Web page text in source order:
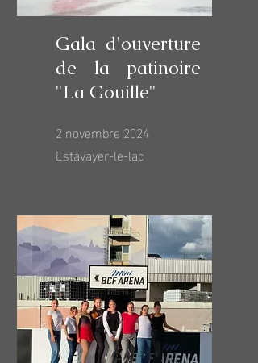
Gala d'ouverture
de la patinoire
"La Gouille"
2 novembre 2024
Estavayer-le-lac